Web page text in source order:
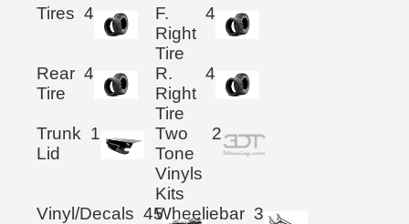
Tires 4
F.
Right
Tire
4
Rear
Tire
4
R.
Right
Tire
4
Trunk
Lid
1
Two
Tone
Vinyls
Kits
2
Vinyl/Decals 45Wheeliebar 3